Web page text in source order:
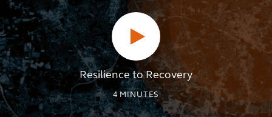
Resilience to Recovery
4MINUTES